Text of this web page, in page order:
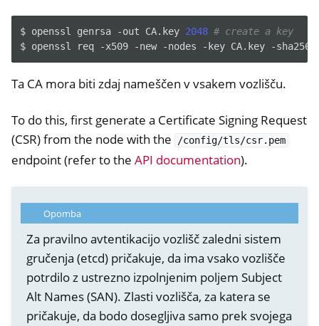
$ openssl genrsa -out CA.key 2048 # create a key
$ openssl req -x509 -new -nodes -key CA.key -sha256
Ta CA mora biti zdaj nameščen v vsakem vozlišču.
To do this, first generate a Certificate Signing Request
(CSR) from the node with the
/config/tls/csr.pem
endpoint (refer to the API documentation).
Opomba
Za pravilno avtentikacijo vozlišč zaledni sistem
gručenja (etcd) pričakuje, da ima vsako vozlišče
potrdilo z ustrezno izpolnjenim poljem Subject
Alt Names (SAN). Zlasti vozlišča, za katera se
pričakuje, da bodo dosegljiva samo prek svojega